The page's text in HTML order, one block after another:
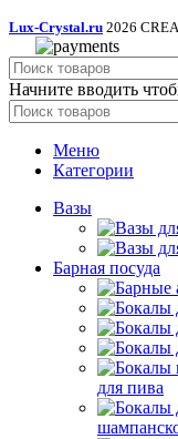
Lux-Crystal.ru 2026
Начните вводить
Меню
Категории
Вазы
Барная посуда
для пива